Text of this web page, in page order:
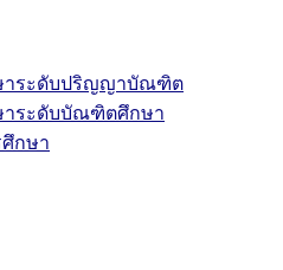
าระดับปริญญาบัณฑิต
าระดับบัณฑิตศึกษา
กษา